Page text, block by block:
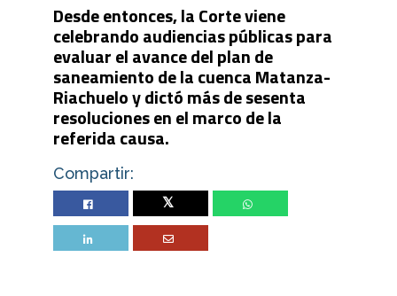
Desde entonces, la Corte viene
celebrando audiencias públicas para
evaluar el avance del plan de
saneamiento de la cuenca Matanza-
Riachuelo y dictó más de sesenta
resoluciones en el marco de la
referida causa.
Compartir:
Twitter